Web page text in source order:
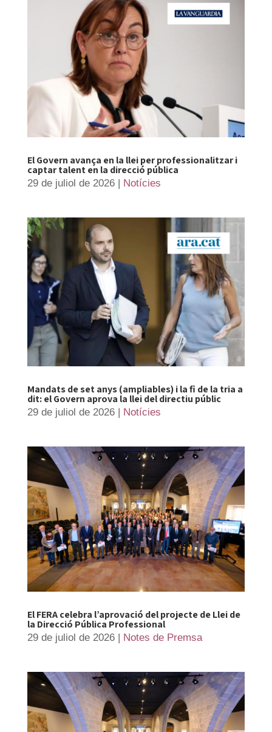
El Govern avança en la llei per professionalitzar i
captar talent en la direcció pública
29 de juliol de 2026| Notícies
Mandats de set anys (ampliables) i la fi de la tria a
dit: el Govern aprova la llei del directiu públic
29 de juliol de 2026| Notícies
El FERA celebra l’aprovació del projecte de Llei de
la Direcció Pública Professional
29 de juliol de 2026| Notes de Premsa